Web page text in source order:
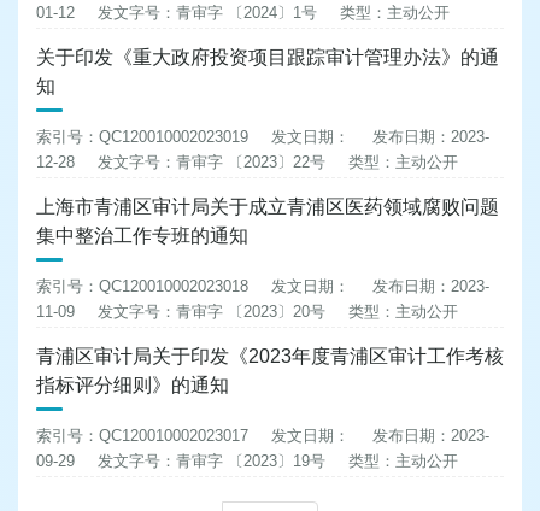
01-12
发文字号：青审字 〔2024〕1号 类型：主动公开
关于印发《重大政府投资项目跟踪审计管理办法》的通
知
索引号：QC120010002023019 发文日期：
发布日期：2023-
12-28
发文字号：青审字 〔2023〕22号 类型：主动公开
上海市青浦区审计局关于成立青浦区医药领域腐败问题
集中整治工作专班的通知
索引号：QC120010002023018 发文日期：
发布日期：2023-
11-09
发文字号：青审字 〔2023〕20号 类型：主动公开
青浦区审计局关于印发《2023年度青浦区审计工作考核
指标评分细则》的通知
索引号：QC120010002023017 发文日期：
发布日期：2023-
09-29
发文字号：青审字 〔2023〕19号 类型：主动公开